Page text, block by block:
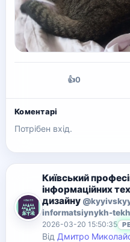
👍0
Коментарі
Потрібен вхід.
Київський
інформаційних
дизайну
informatsiynykh-
2026-03-20 15:50:35
Від Дмитро